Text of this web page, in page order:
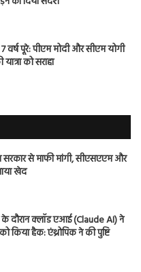
पूरे: पीएम मोदी और सीएम योगी
को सराहा
सरकार से माफी मांगी, सीएसएएम और
खेद
के दौरान क्लॉड एआई (Claude AI) ने
किया हैक: एंथ्रोपिक ने की पुष्टि